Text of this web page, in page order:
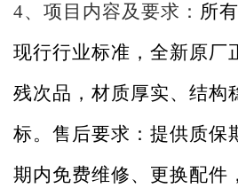
4、项目内容及要求： 所
现行行业标准，全新原厂
残次品，材质厚实、结构
标。售后要求：提供质保
期内免费维修、更换配件